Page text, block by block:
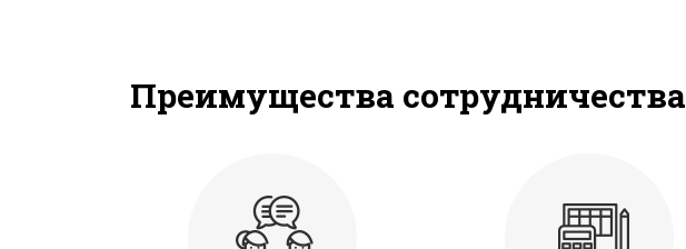
Преимущества сотрудничества